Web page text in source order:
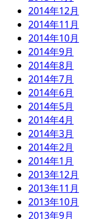
2014年12月
2014年11月
2014年10月
2014年9月
2014年8月
2014年7月
2014年6月
2014年5月
2014年4月
2014年3月
2014年2月
2014年1月
2013年12月
2013年11月
2013年10月
2013年9月